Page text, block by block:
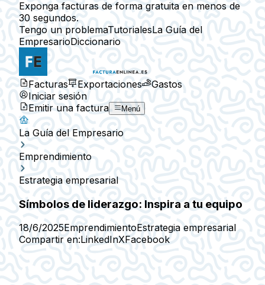
Exponga facturas de forma gratuita en menos de
30 segundos.
Tengo un problemaTutorialesLa Guía del
EmpresarioDiccionario
Facturas Exportaciones
Gastos
Iniciar sesión
Emitir una factura
Menú
La Guía del Empresario
Emprendimiento
Estrategia empresarial
Símbolos de liderazgo: Inspira a tu equipo
18/6/2025EmprendimientoEstrategia empresarial
Compartir en:LinkedInXFacebook